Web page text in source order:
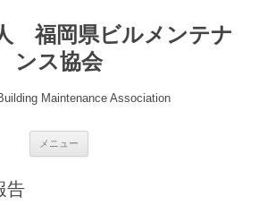
福岡県ビルメンテナ
ンス協会
Maintenance Association
メニュー
告